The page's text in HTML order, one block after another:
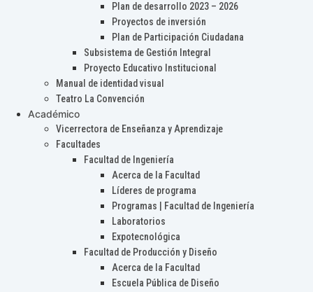
Plan de desarrollo 2023 – 2026
Proyectos de inversión
Plan de Participación Ciudadana
Subsistema de Gestión Integral
Proyecto Educativo Institucional
Manual de identidad visual
Teatro La Convención
Académico
Vicerrectora de Enseñanza y Aprendizaje
Facultades
Facultad de Ingeniería
Acerca de la Facultad
Líderes de programa
Programas | Facultad de Ingeniería
Laboratorios
Expotecnológica
Facultad de Producción y Diseño
Acerca de la Facultad
Escuela Pública de Diseño